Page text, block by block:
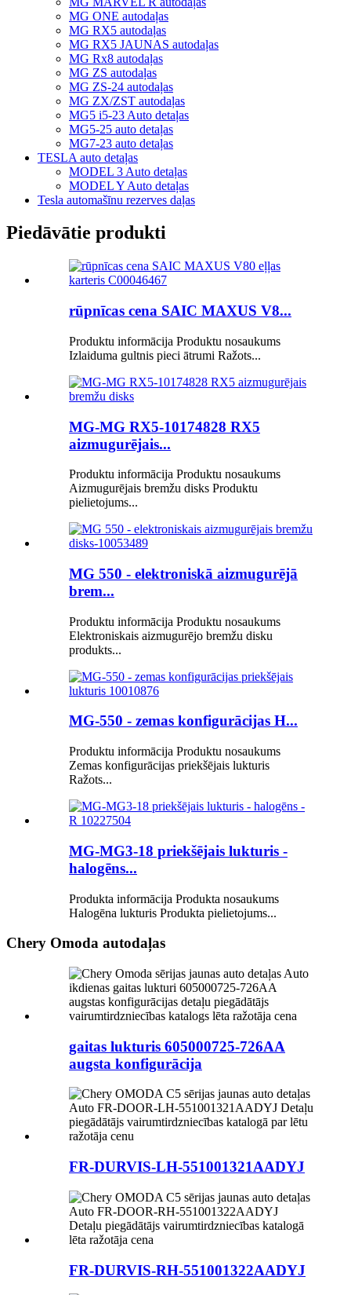
MG ONE autodaļas
MG RX5 autodaļas
MG RX5 JAUNAS autodaļas
MG Rx8 autodaļas
MG ZS autodaļas
MG ZS-24 autodaļas
MG ZX/ZST autodaļas
MG5 i5-23 Auto detaļas
MG5-25 auto detaļas
MG7-23 auto detaļas
TESLA auto detaļas
MODEL 3 Auto detaļas
MODEL Y Auto detaļas
Tesla automašīnu rezerves daļas
Piedāvātie produkti
rūpnīcas cena SAIC MAXUS V8...
Produktu informācija Produktu nosaukums
Izlaiduma gultnis pieci ātrumi Ražots...
MG-MG RX5-10174828 RX5
aizmugurējais...
Produktu informācija Produktu nosaukums
Aizmugurējais bremžu disks Produktu
pielietojums...
MG 550 - elektroniskā aizmugurējā
brem...
Produktu informācija Produktu nosaukums
Elektroniskais aizmugurējo bremžu disku
produkts...
MG-550 - zemas konfigurācijas H...
Produktu informācija Produktu nosaukums
Zemas konfigurācijas priekšējais lukturis
Ražots...
MG-MG3-18 priekšējais lukturis -
halogēns...
Produkta informācija Produkta nosaukums
Halogēna lukturis Produkta pielietojums...
Chery Omoda autodaļas
gaitas lukturis 605000725-726AA
augsta konfigurācija
FR-DURVIS-LH-551001321AADYJ
FR-DURVIS-RH-551001322AADYJ